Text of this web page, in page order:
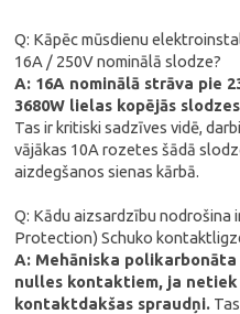
Q: Kāpēc mūsdienu
16A / 250V nominālā slodze?
A: 16A nominālā strāva pie
3680W lielas kopējās
Tas ir kritiski sadzīves vidē,
vājākas 10A rozetes šādā
aizdegšanos sienas kārbā.
Q: Kādu aizsardzību nodrošina
Protection) Schuko
A: Mehāniska
nulles kontaktiem, ja
kontaktdakšas spraudņi.